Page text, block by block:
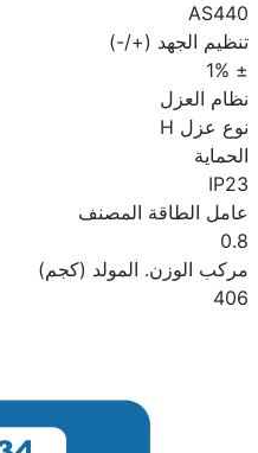
AS440
تنظيم الجهد (+/-)
± 1%
نظام العزل
نوع عزل H
الحماية
IP23
عامل الطاقة المصنف
0.8
مركب الوزن. المولد (كجم)
406